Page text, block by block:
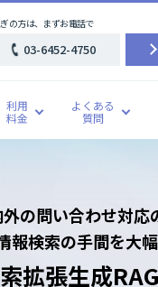
利用
料金
よくある
質問
の方は、まずお電話で
03-6452-4750
の問い合わせ対応
報検索の手間を大
拡張生成RAG